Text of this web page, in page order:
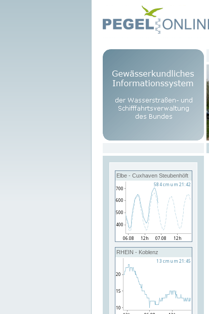
Elbe - Cuxhaven Steubenhöft
RHEIN - Koblenz